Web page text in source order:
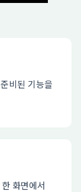
비된 기능을
화면에서